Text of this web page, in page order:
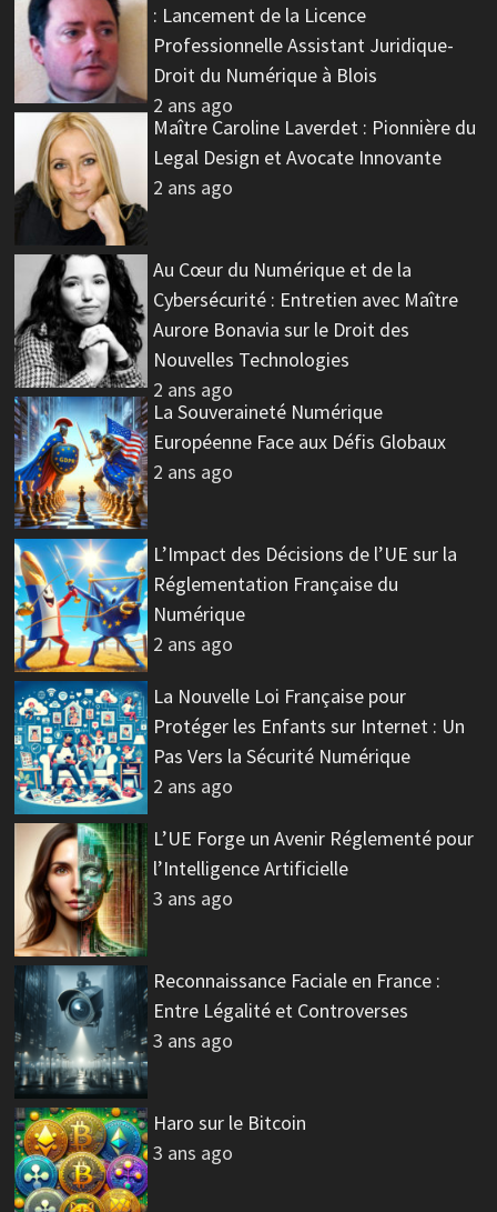
: Lancement de la Licence
Professionnelle Assistant Juridique-
Droit du Numérique à Blois
2 ans ago
Maître Caroline Laverdet : Pionnière du
Legal Design et Avocate Innovante
2 ans ago
Au Cœur du Numérique et de la
Cybersécurité : Entretien avec Maître
Aurore Bonavia sur le Droit des
Nouvelles Technologies
2 ans ago
La Souveraineté Numérique
Européenne Face aux Défis Globaux
2 ans ago
L’Impact des Décisions de l’UE sur la
Réglementation Française du
Numérique
2 ans ago
La Nouvelle Loi Française pour
Protéger les Enfants sur Internet : Un
Pas Vers la Sécurité Numérique
2 ans ago
L’UE Forge un Avenir Réglementé pour
l’Intelligence Artificielle
3 ans ago
Reconnaissance Faciale en France :
Entre Légalité et Controverses
3 ans ago
Haro sur le Bitcoin
3 ans ago